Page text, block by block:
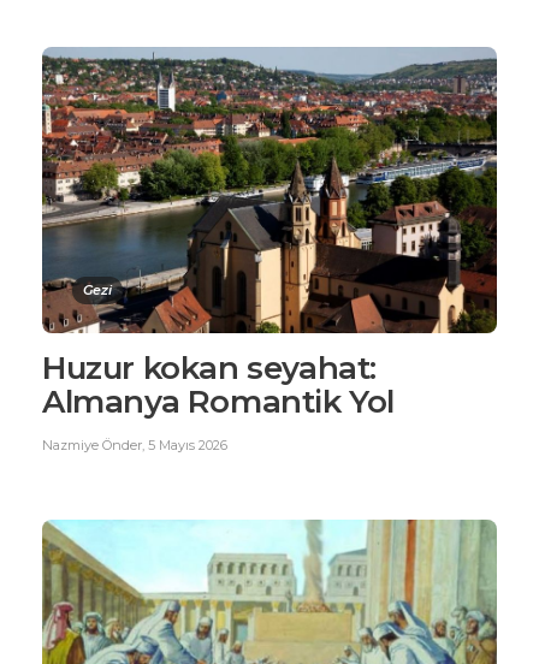
Gezi
Huzur kokan seyahat:
Almanya Romantik Yol
Nazmiye Önder, 5 Mayıs 2026